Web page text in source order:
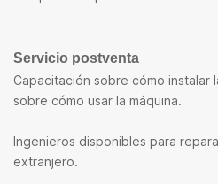
Servicio postventa
Capacitación sobre cómo instalar
sobre cómo usar la máquina.
Ingenieros disponibles para
extranjero.